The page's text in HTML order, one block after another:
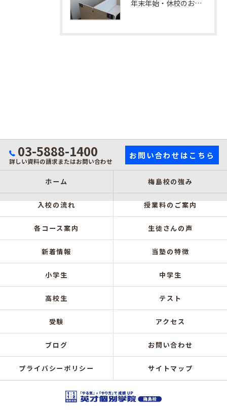
年末年始・休校のお知らせ
03-5888-1400
詳しい資料の請求またはお問い合わせ
お問い合わせはこちら
ホーム 梅島校の強み
入校の流れ 授業料のご案内
各コース案内 生徒さんの声
新着情報 当塾の特徴
小学生 中学生
高校生 テスト
受験 アクセス
ブログ お問い合わせ
プライバシーポリシー サイトマップ